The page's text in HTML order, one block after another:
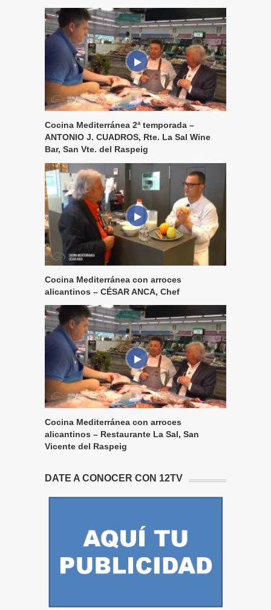
Cocina Mediterránea 2ª temporada –
ANTONIO J. CUADROS, Rte. La Sal Wine
Bar, San Vte. del Raspeig
Cocina Mediterránea con arroces
alicantinos – CÉSAR ANCA, Chef
Cocina Mediterránea con arroces
alicantinos – Restaurante La Sal, San
Vicente del Raspeig
DATE A CONOCER CON 12TV